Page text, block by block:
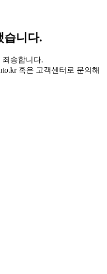
습니다.
송합니다.
혹은 고객센터로 문의해